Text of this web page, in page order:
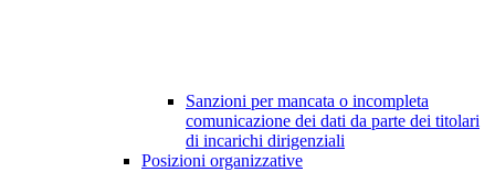
Sanzioni per mancata o incompleta
comunicazione dei dati da parte dei titolari
di incarichi dirigenziali
Posizioni organizzative